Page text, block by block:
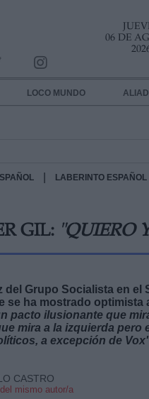
06 DE
LOCO MUNDO
LABERINTO ESPAÑOL
GIL: "QUIERO
del Grupo Socialista en
se ha mostrado
pacto ilusionante que
mira a la izquierda
a excepción de
CASTRO
mismo autor/a
LA PROTECCIÓN DE TUS
link
link